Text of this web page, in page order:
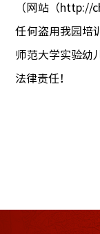
（网站（ http://
任何盗用我园培
师范大学实验幼
法律责任！